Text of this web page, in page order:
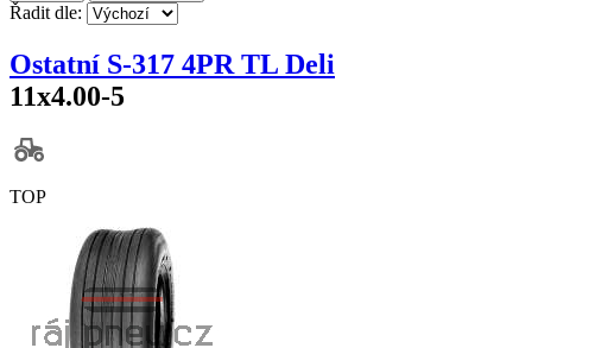
Řadit dle:
Ostatní S-317 4PR TL Deli
11x4.00-5
TOP